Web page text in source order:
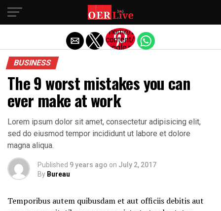
/home/business/public_html/
content/themes/oerlive/amp-
single.php
Warning:
Trying to
access
array
offset
on false
in
/home/business/public_html/
77
BUSINESS
The 9 worst mistakes you can
ever make at work
Lorem ipsum dolor sit amet, consectetur adipisicing elit,
sed do eiusmod tempor incididunt ut labore et dolore
magna aliqua.
Published 9 years ago on July 2, 2017
By Bureau
Temporibus autem quibusdam et aut officiis debitis aut
Exit mobile version